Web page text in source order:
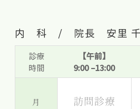
内 科 / 院長 安里
診療
時間
【午前】
9:00 –13:00
月 訪問診療